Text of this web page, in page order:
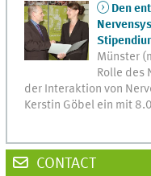
Den
Münster
Rolle des
der Interaktion von
Kerstin Göbel ein mit
CONTACT